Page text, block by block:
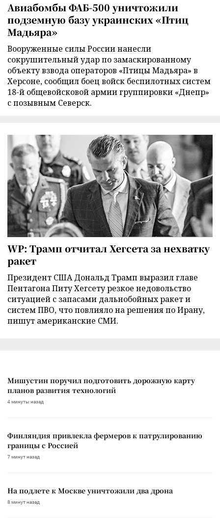
Авиабомбы ФАБ-500 уничтожили
подземную базу украинских «Птиц
Мадьяра»
Вооруженные силы России нанесли
сокрушительный удар по замаскированному
объекту взвода операторов «Птицы Мадьяра» в
Херсоне, сообщил боец войск беспилотных систем
18-й общевойсковой армии группировки «Днепр»
с позывным Северск.
WP: Трамп отчитал Хегсета за нехватку
ракет
Президент США Дональд Трамп выразил главе
Пентагона Питу Хегсету резкое недовольство
ситуацией с запасами дальнобойных ракет и
систем ПВО, что повлияло на решения по Ирану,
пишут американские СМИ.
Мишустин поручил подготовить дорожную карту
планов развития технологий
4 минуты назад
Финляндия привлекла фермеров к патрулированию
границы с Россией
7 минут назад
На подлете к Москве уничтожили два дрона
8 минут назад